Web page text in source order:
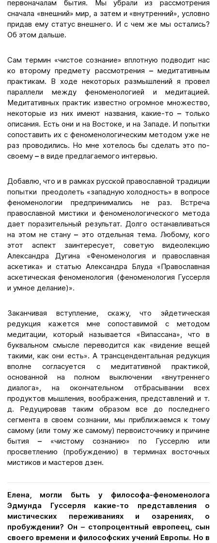
первоначалам бытия. Мы убрали из рассмотрения
сначала «внешний» мир, а затем и «внутренний», условно
придав ему статус внешнего. И с чем же мы остались?
Об этом дальше.
Сам термин «чистое сознание» вплотную подводит нас
ко второму предмету рассмотрения –медитативным
практикам. В ходе некоторых размышлений я провел
параллели между феноменологией и медитацией.
Медитативных практик известно огромное множество,
некоторые из них имеют названия, какие-то –только
описания. Есть они и на Востоке, и на Западе. И попытки
сопоставить их с феноменологическим методом уже не
раз проводились. Но мне хотелось бы сделать это по-
своему – в виде предлагаемого интервью.
Добавлю, что и в рамках русской православной традиции
попытки преодолеть «западную холодность» в вопросе
феноменологии предпринимались не раз. Встреча
православной мистики и феноменологического метода
дает поразительный результат. Долго останавливаться
на этом не стану– это отдельная тема. Любому, кого
этот аспект заинтересует, советую видеолекцию
Александра Дугина «Феноменология и православная
аскетика» и статью Александра Блуда «Православная
аскетическая феноменология (феноменология Гуссерля
и умное делание)».
Заканчивая вступление, скажу, что эйдетическая
редукция кажется мне сопоставимой с методом
медитации, который называется «Випассана», что в
буквальном смысле переводится как «видение вещей
такими, как они есть». А трансцендентальная редукция
вполне согласуется с медитативной практикой,
основанной на полном выключении «внутреннего
диалога», на окончательном отбрасывании всех
продуктов мышления, воображения, представлений и т.
д. Редуцировав таким образом все до последнего
сегмента в своем сознании, мы приближаемся к тому
самому (или тому же самому) первоисточнику и причине
бытия – «чистому сознанию» по Гуссерлю или
просветлению (пробуждению) в терминах восточных
мистиков и мастеров дзен.
Елена, могли быть у философа-феноменолога
Эдмунда Гуссерля какие-то представления о
мистических переживаниях и озарениях, о
пробуждении? Он – стопроцентный европеец, сын
своего времени и философских учений Европы. Но в